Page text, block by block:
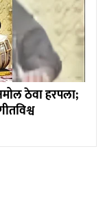
ठेवा हरपला;